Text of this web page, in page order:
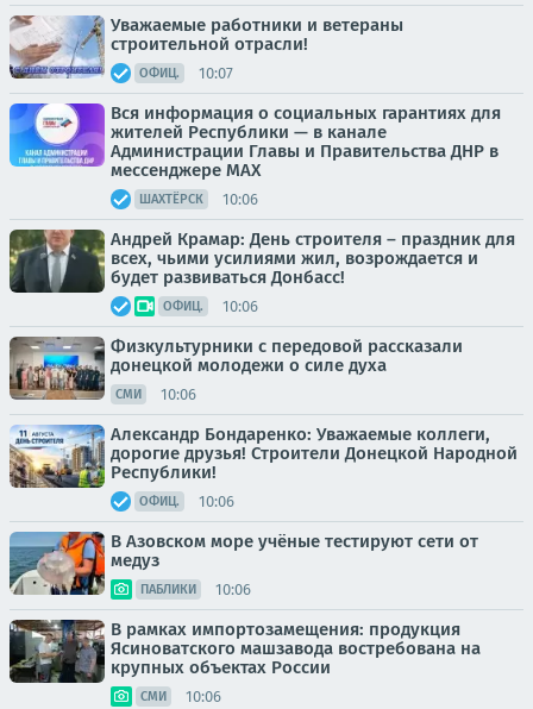
Уважаемые работники и ветераны
строительной отрасли!
ОФИЦ. 10:07
Вся информация о социальных гарантиях для
жителей Республики — в канале
Администрации Главы и Правительства ДНР в
мессенджере MAX
ШАХТЁРСК 10:06
Андрей Крамар: День строителя – праздник для
всех, чьими усилиями жил, возрождается и
будет развиваться Донбасс!
ОФИЦ. 10:06
Физкультурники с передовой рассказали
донецкой молодежи о силе духа
СМИ 10:06
Александр Бондаренко: Уважаемые коллеги,
дорогие друзья! Строители Донецкой Народной
Республики!
ОФИЦ. 10:06
В Азовском море учёные тестируют сети от
медуз
ПАБЛИКИ 10:06
В рамках импортозамещения: продукция
Ясиноватского машзавода востребована на
крупных объектах России
СМИ 10:06